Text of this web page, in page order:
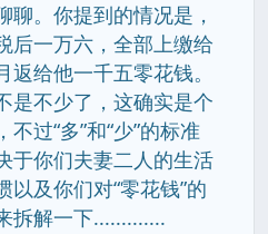
聊。你提到的情况是，
后一万六，全部上缴给
返给他一千五零花钱。
是不少了，这确实是个
过“多”和“少”的标准
于你们夫妻二人的生活
以及你们对“零花钱”的
拆解一下.............